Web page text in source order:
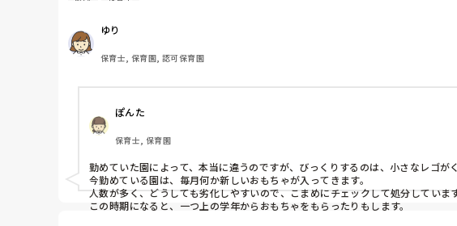
ゆり
保育士, 保育園, 認可保育園
ぽんた
保育士, 保育園
勤めていた園によって、本当に違うのですが、びっくりするのは、小さなレゴ
今勤めている園は、毎月何か新しいおもちゃが入ってきます。
人数が多く、どうしても劣化しやすいので、こまめにチェックして処分していま
この時期になると、一つ上の学年からおもちゃをもらったりもします。